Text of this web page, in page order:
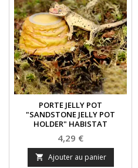
PORTE JELLY POT
"SANDSTONE JELLY POT
HOLDER" HABISTAT
Prix
4,29 €
 Ajouter au panier